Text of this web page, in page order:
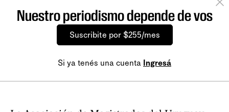
Nuestro periodismo depende de vos
Suscribite por $255/mes
Si ya tenés una cuenta Ingresá